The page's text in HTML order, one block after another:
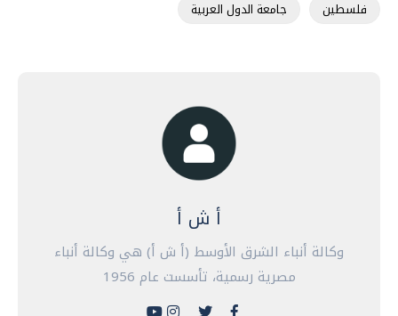
فلسطين جامعة الدول العربية
أ ش أ
وكالة أنباء الشرق الأوسط (أ ش أ) هي وكالة أنباء
مصرية رسمية، تأسست عام 1956